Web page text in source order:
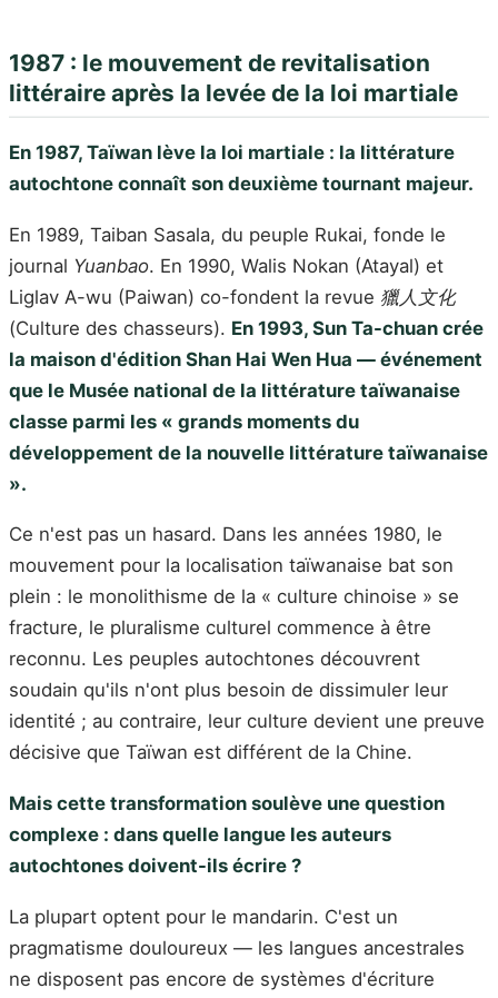
1987 : le mouvement de revitalisation
littéraire après la levée de la loi martiale
En 1987, Taïwan lève la loi martiale : la littérature
autochtone connaît son deuxième tournant majeur.
En 1989, Taiban Sasala, du peuple Rukai, fonde le
journal Yuanbao. En 1990, Walis Nokan (Atayal) et
Liglav A-wu (Paiwan) co-fondent la revue 獵人文化
(Culture des chasseurs). En 1993, Sun Ta-chuan crée
la maison d'édition Shan Hai Wen Hua — événement
que le Musée national de la littérature taïwanaise
classe parmi les « grands moments du
développement de la nouvelle littérature taïwanaise
».
Ce n'est pas un hasard. Dans les années 1980, le
mouvement pour la localisation taïwanaise bat son
plein : le monolithisme de la « culture chinoise » se
fracture, le pluralisme culturel commence à être
reconnu. Les peuples autochtones découvrent
soudain qu'ils n'ont plus besoin de dissimuler leur
identité ; au contraire, leur culture devient une preuve
décisive que Taïwan est différent de la Chine.
Mais cette transformation soulève une question
complexe : dans quelle langue les auteurs
autochtones doivent-ils écrire ?
La plupart optent pour le mandarin. C'est un
pragmatisme douloureux — les langues ancestrales
ne disposent pas encore de systèmes d'écriture